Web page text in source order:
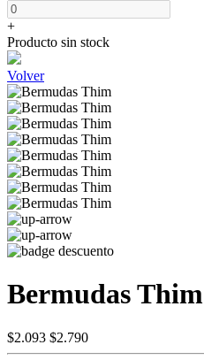
+
Producto sin stock
Volver
Bermudas Thim
$2.093 $2.790